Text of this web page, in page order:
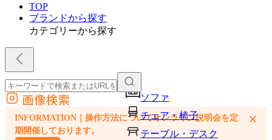
TOP
ブランドから探す
カテゴリーから探す
ソファ
チェア・椅子
テーブル・デスク
外部サイトの商品をカートに追加
他のサイトで見つけた商品ページのURLを貼り付けて、カートに追加できます
画像検索
INFORMATION｜操作方法についてオンライン説明会を定
期開催しております。
×